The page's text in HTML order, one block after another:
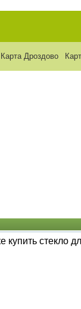
Карта Дроздово
купить стекло